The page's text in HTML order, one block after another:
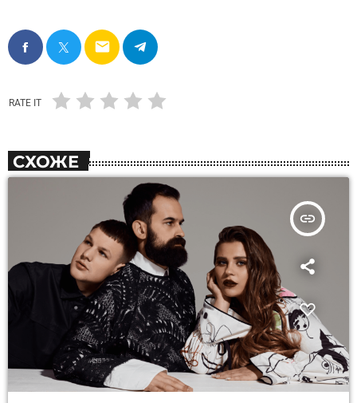
email
RATE IT
СХОЖЕ
insert_link